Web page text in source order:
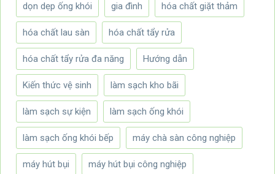
dọn dẹp ống khói gia đình hóa chất giặt thảm
hóa chất lau sàn hóa chất tẩy rửa
hóa chất tẩy rửa đa năng Hướng dẫn
Kiến thức vệ sinh làm sạch kho bãi
làm sạch sự kiện làm sạch ống khói
làm sạch ống khói bếp máy chà sàn công nghiệp
máy hút bụi máy hút bụi công nghiệp